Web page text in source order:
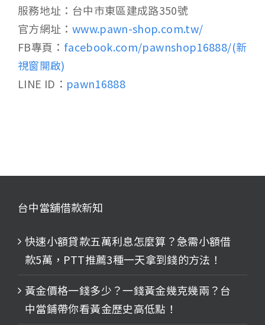
服務地址：台中市東區建成路350號
官方網址： www.pawn-shop.com.tw/
FB專頁： facebook.com/pawnshop16888/(新
視窗開啟)
LINE ID： pawn16888
台中當舖借款新知
快速小額貸款五萬利息怎麼算？急需小額借
款5萬，PTT推薦3種一天拿到錢的方法！
黃金價格一錢多少？一錢黃金幾克幾兩？台
中當鋪帶你看黃金歷史高低點！